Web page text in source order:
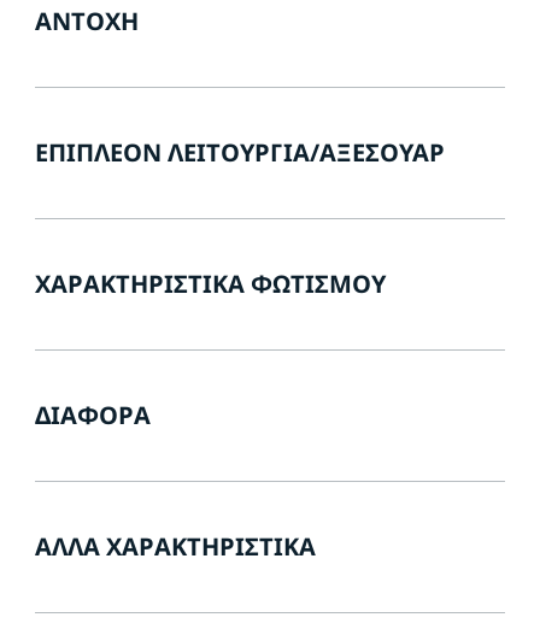
ΑΝΤΟΧΉ
ΕΠΙΠΛΈΟΝ ΛΕΙΤΟΥΡΓΊΑ/ΑΞΕΣΟΥΆΡ
ΧΑΡΑΚΤΗΡΙΣΤΙΚΆ ΦΩΤΙΣΜΟΎ
ΔΙΆΦΟΡΑ
ΆΛΛΑ ΧΑΡΑΚΤΗΡΙΣΤΙΚΆ